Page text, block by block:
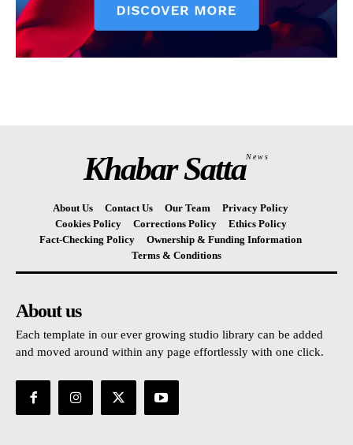
Khabar SattaNews
About Us Contact Us Our Team
Privacy Policy
Cookies Policy
Corrections Policy
Ethics Policy
Fact-Checking Policy
Ownership & Funding Information
Terms & Conditions
About us
Each template in our ever growing studio library can be added
and moved around within any page effortlessly with one click.